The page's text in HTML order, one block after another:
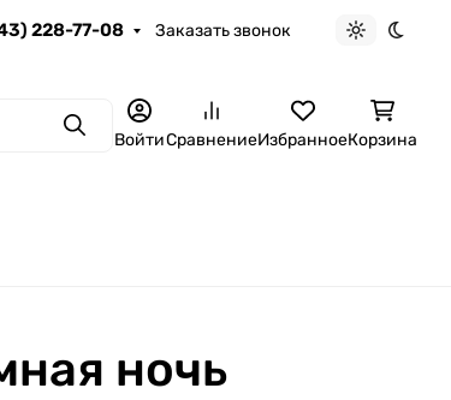
228-77-08 Заказать звонок
Светлая
ПоискВойтиСравнениеИзбранноеКорзина
ночь